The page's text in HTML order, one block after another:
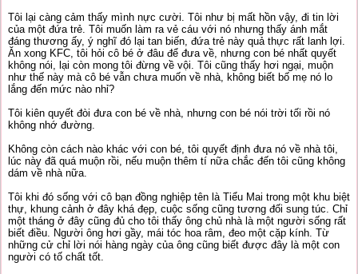
Tôi lại càng cảm thấy mình nực cười. Tôi như bị mất hồn vậy, đi tin lời
của một đứa trẻ. Tôi muốn làm ra vẻ cáu với nó nhưng thấy ánh mắt
đáng thương ấy, ý nghĩ đó lại tan biến, đứa trẻ này quả thực rất lanh lợi.
Ăn xong KFC, tôi hỏi cô bé ở đâu để đưa về, nhưng con bé nhất quyết
không nói, lại còn mong tôi đừng về vội. Tôi cũng thấy hơi ngại, muộn
như thế này mà cô bé vẫn chưa muốn về nhà, không biết bố mẹ nó lo
lắng đến mức nào nhỉ?
Tôi kiên quyết đòi đưa con bé về nhà, nhưng con bé nói trời tối rồi nó
không nhớ đường.
Không còn cách nào khác với con bé, tôi quyết định đưa nó về nhà tôi,
lúc này đã quá muộn rồi, nếu muộn thêm tí nữa chắc đến tôi cũng không
dám về nhà nữa.
Tôi khi đó sống với cô bạn đồng nghiệp tên là Tiểu Mai trong một khu biệt
thự, khung cảnh ở đây khá đẹp, cuộc sống cũng tương đối sung túc. Chỉ
một tháng ở đây cũng đủ cho tôi thấy ông chủ nhà là một người sống rất
biết điều. Người ông hơi gầy, mái tóc hoa râm, đeo một cặp kính. Từ
những cử chỉ lời nói hàng ngày của ông cũng biết được đây là một con
người có tố chất tốt.